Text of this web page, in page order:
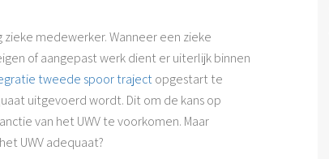
medewerker. Wanneer een zieke
of aangepast werk dient er uiterlijk binnen
tweede spoor trajectopgestart te
uitgevoerd wordt. Dit om de kans op
van het UWV te voorkomen. Maar
UWV adequaat?